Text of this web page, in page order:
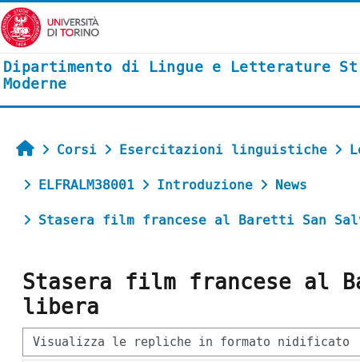
Vai al contenuto principale
Dipartimento di Lingue e Letterature
Moderne
Home
Corsi Esercitazioni linguistiche
ELFRALM38001
Introduzione
News
Stasera film francese al Baretti San
Stasera film francese al
libera
Modalità visualizzazione